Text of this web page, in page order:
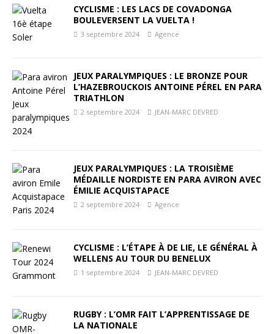
CYCLISME : LES LACS DE COVADONGA
BOULEVERSENT LA VUELTA !
3 septembre 2024 Agence
JEUX PARALYMPIQUES : LE BRONZE POUR
L’HAZEBROUCKOIS ANTOINE PÉREL EN PARA
TRIATHLON
2 septembre 2024 JEAN-MARC DEVRED
JEUX PARALYMPIQUES : LA TROISIÈME
MÉDAILLE NORDISTE EN PARA AVIRON AVEC
ÉMILIE ACQUISTAPACE
2 septembre 2024 Agence
CYCLISME : L’ÉTAPE À DE LIE, LE GÉNÉRAL À
WELLENS AU TOUR DU BENELUX
1 septembre 2024 JEAN-MARC DEVRED
RUGBY : L’OMR FAIT L’APPRENTISSAGE DE
LA NATIONALE